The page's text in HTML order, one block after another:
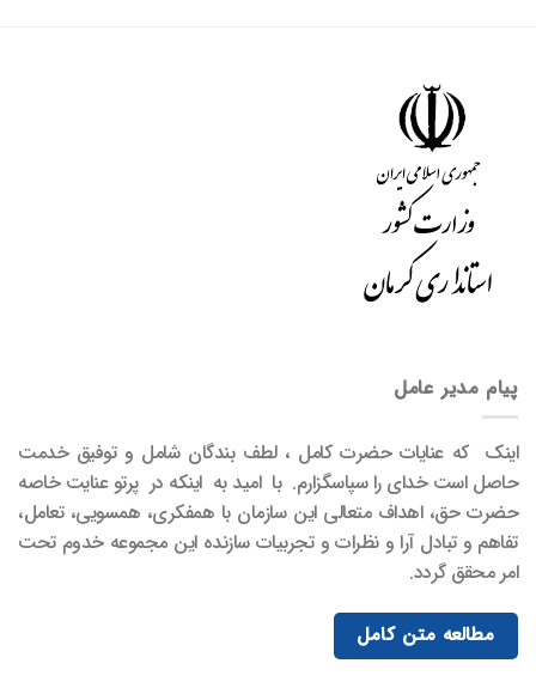
پیام مدیر عامل
اینک که عنایات حضرت کامل ، لطف بندگان شامل و توفیق خدمت
حاصل است خدای را سپاسگزارم. با امید به اینکه در پرتو عنایت خاصه
حضرت حق، اهداف متعالی این سازمان با همفکری، همسویی، تعامل،
تفاهم و تبادل آرا و نظرات و تجربیات سازنده این مجموعه خدوم تحت
امر محقق گردد.
مطالعه متن کامل